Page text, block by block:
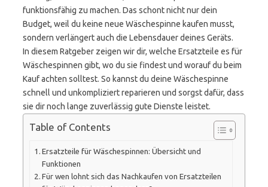
funktionsfähig zu machen. Das schont nicht nur dein
Budget, weil du keine neue Wäschespinne kaufen musst,
sondern verlängert auch die Lebensdauer deines Geräts.
In diesem Ratgeber zeigen wir dir, welche Ersatzteile es für
Wäschespinnen gibt, wo du sie findest und worauf du beim
Kauf achten solltest. So kannst du deine Wäschespinne
schnell und unkompliziert reparieren und sorgst dafür, dass
sie dir noch lange zuverlässig gute Dienste leistet.
Table of Contents
Ersatzteile für Wäschespinnen: Übersicht und
Funktionen
Für wen lohnt sich das Nachkaufen von Ersatzteilen